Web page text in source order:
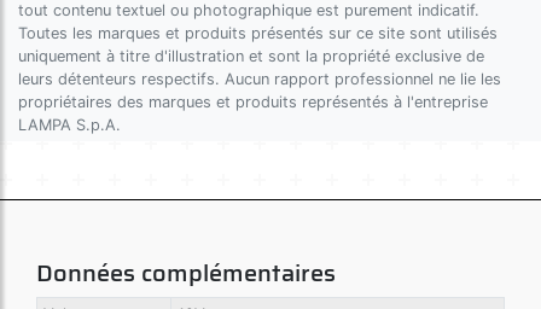
tout contenu textuel ou photographique est purement indicatif.
Toutes les marques et produits présentés sur ce site sont utilisés
uniquement à titre d'illustration et sont la propriété exclusive de
leurs détenteurs respectifs. Aucun rapport professionnel ne lie les
propriétaires des marques et produits représentés à l'entreprise
LAMPA S.p.A.
Données complémentaires